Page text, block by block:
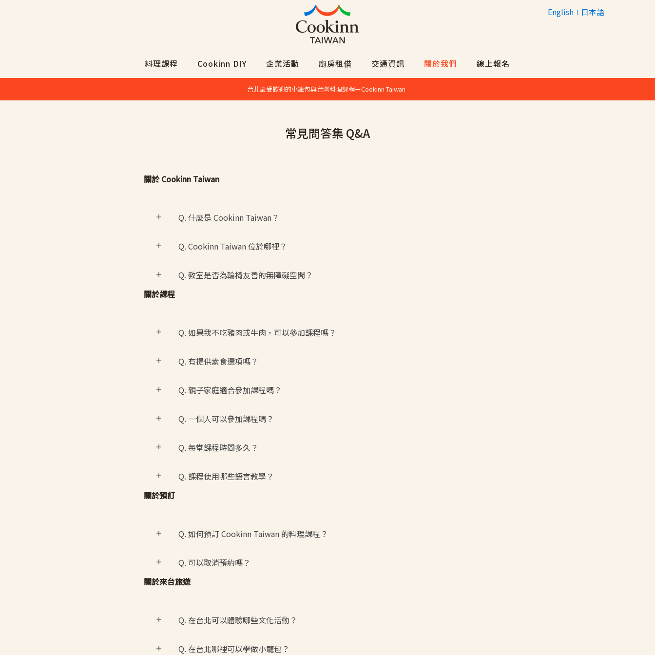
English 日本語
料理課程 Cookinn DIY 企業活動 廚房租借 交通資訊 關於我們 線上報名
台北最受歡迎的小籠包與台灣料理課程ーCookinn Taiwan
常見問答集 Q&A
關於 Cookinn Taiwan
Q. 什麼是 Cookinn Taiwan？
Q. Cookinn Taiwan 位於哪裡？
Q. 教室是否為輪椅友善的無障礙空間？
關於課程
Q. 如果我不吃豬肉或牛肉，可以參加課程嗎？
Q. 有提供素食選項嗎？
Q. 親子家庭適合參加課程嗎？
Q. 一個人可以參加課程嗎？
Q. 每堂課程時間多久？
Q. 課程使用哪些語言教學？
關於預訂
Q. 如何預訂 Cookinn Taiwan 的料理課程？
Q. 可以取消預約嗎？
關於來台旅遊
Q. 在台北可以體驗哪些文化活動？
Q. 在台北哪裡可以學做小籠包？